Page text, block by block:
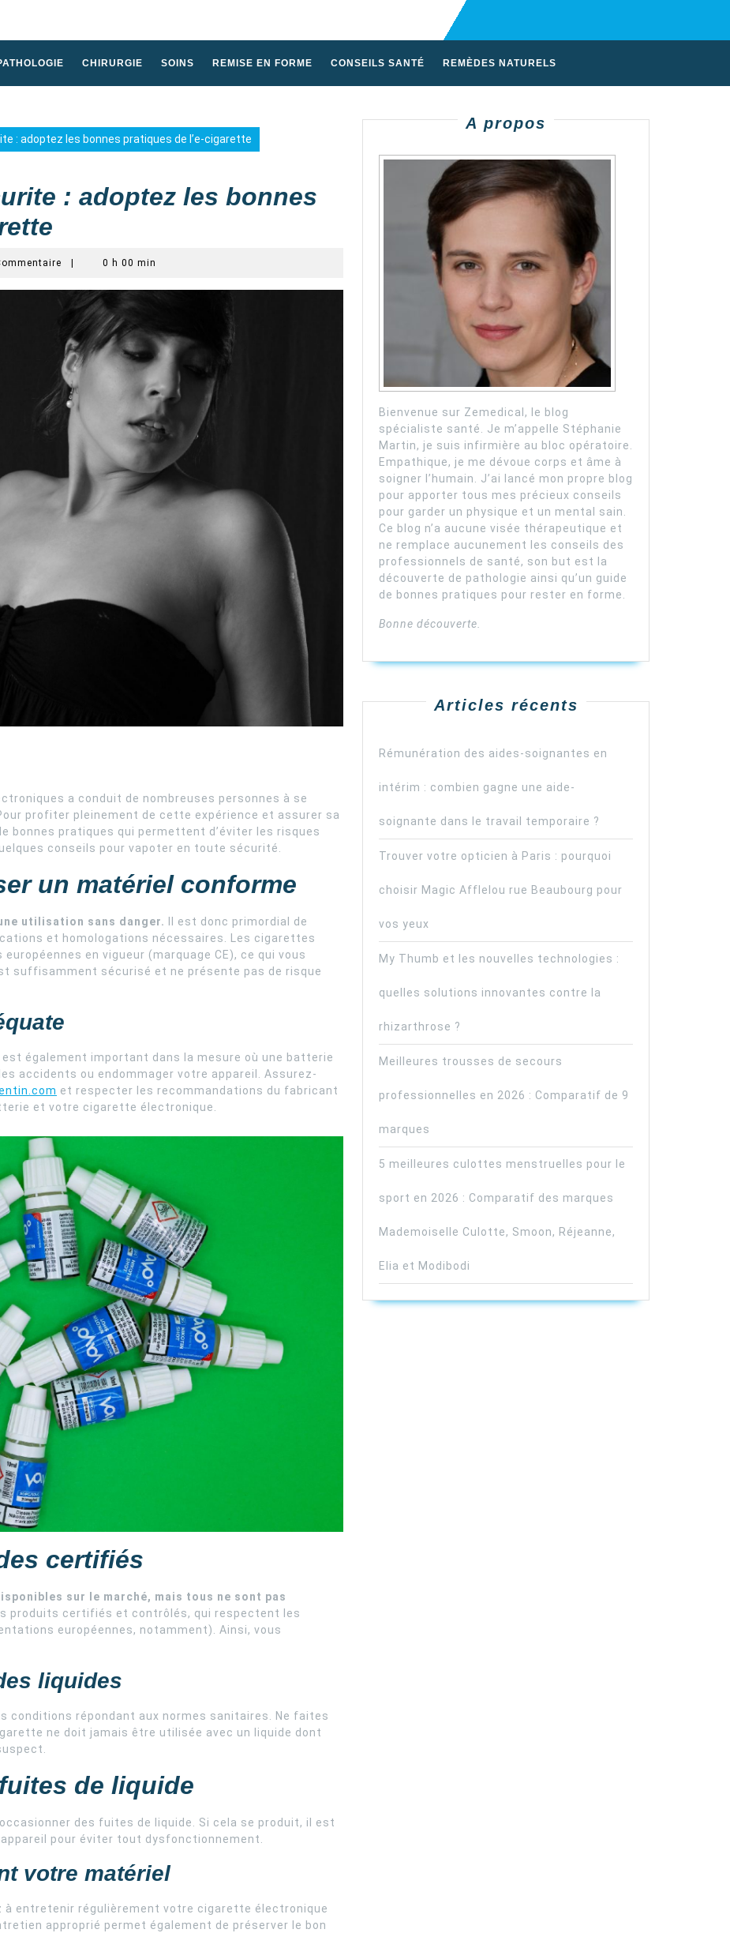
CHIRURGIE SOINS REMISE EN FORME CONSEILS SANTÉ REMÈDES NATURELS
: adoptez les bonnes pratiques de l’e-cigarette
: adoptez les bonnes
0 h 00 min
a conduit de nombreuses personnes à se
profiter pleinement de cette expérience et assurer sa
bonnes pratiques qui permettent d’éviter les risques
conseils pour vapoter en toute sécurité.
un matériel conforme
utilisation sans danger.
Il est donc primordial de
et homologations nécessaires. Les cigarettes
en vigueur (marquage CE), ce qui vous
suffisamment sécurisé et ne présente pas de risque
également important dans la mesure où une batterie
accidents ou endommager votre appareil. Assurez-
et respecter les recommandations du fabricant
et votre cigarette électronique.
certifiés
sur le marché, mais tous ne sont pas
produits certifiés et contrôlés, qui respectent les
européennes, notamment). Ainsi, vous
liquides
conditions répondant aux normes sanitaires. Ne faites
ne doit jamais être utilisée avec un liquide dont
de liquide
des fuites de liquide. Si cela se produit, il est
pour éviter tout dysfonctionnement.
votre matériel
à entretenir régulièrement votre cigarette électronique
approprié permet également de préserver le bon
A propos
Bienvenue sur Zemedical, le blog
spécialiste santé. Je m’appelle Stéphanie
Martin, je suis infirmière au bloc opératoire.
Empathique, je me dévoue corps et âme à
soigner l’humain. J’ai lancé mon propre blog
pour apporter tous mes précieux conseils
pour garder un physique et un mental sain.
Ce blog n’a aucune visée thérapeutique et
ne remplace aucunement les conseils des
professionnels de santé, son but est la
découverte de pathologie ainsi qu’un guide
de bonnes pratiques pour rester en forme.
Bonne découverte.
Articles récents
Rémunération des aides-soignantes en
intérim : combien gagne une aide-
soignante dans le travail temporaire ?
Trouver votre opticien à Paris : pourquoi
choisir Magic Afflelou rue Beaubourg pour
vos yeux
My Thumb et les nouvelles technologies :
quelles solutions innovantes contre la
rhizarthrose ?
Meilleures trousses de secours
professionnelles en 2026 : Comparatif de 9
marques
5 meilleures culottes menstruelles pour le
sport en 2026 : Comparatif des marques
Mademoiselle Culotte, Smoon, Réjeanne,
Elia et Modibodi